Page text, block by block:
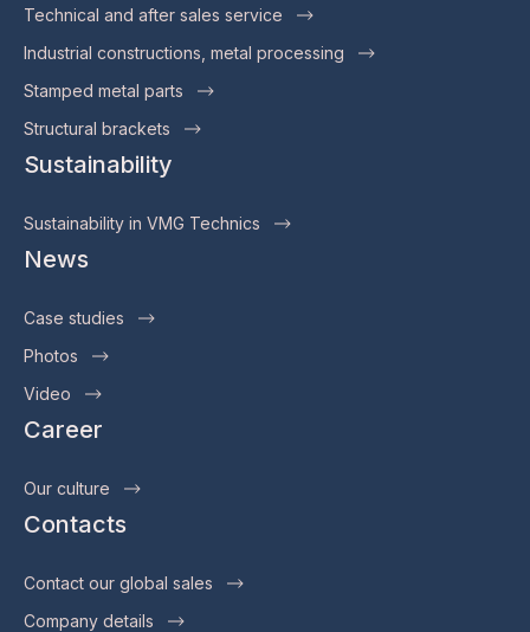
Technical and after sales service
Industrial constructions, metal processing
Stamped metal parts
Structural brackets
Sustainability
Sustainability in VMG Technics
News
Case studies
Photos
Video
Career
Our culture
Contacts
Contact our global sales
Company details